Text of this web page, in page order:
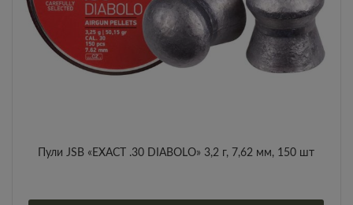
Пули JSB «EXACT .30 DIABOLO» 3,2 г, 7,62 мм, 150 шт